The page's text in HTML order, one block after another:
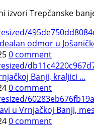
izvori Trepčanske
odmor u
0 comment
Banji, kraljici ...
0 comment
u Vrnjačkoj Banji,
0 comment